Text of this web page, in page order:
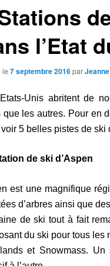
l’Etat
le 7 septembre 2016parJeanne
Unis abritent de
que les autres. Pour en
5 belles pistes de ski
de ski d’Aspen
est une magnifique
d’arbres ainsi que
de ski tout à fait
du ski pour tous les
et Snowmass. Un